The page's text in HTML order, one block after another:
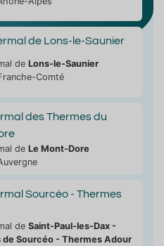
de Lons-le-Saunier
de Lons-le-Saunier
Comté
des Thermes du
de Le Mont-Dore
Sourcéo - Thermes
de Saint-Paul-les-Dax -
de Sourcéo - Thermes Adour